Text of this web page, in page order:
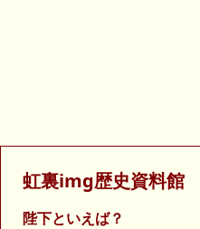
虹裏img歴史資料館
陛下といえば？